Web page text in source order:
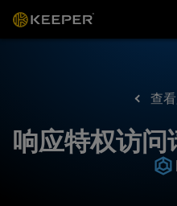
查
响应特权访